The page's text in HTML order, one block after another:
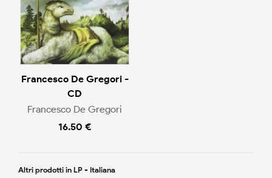
Francesco De Gregori -
CD
Francesco De Gregori
16.50 €
Altri prodotti in LP - Italiana